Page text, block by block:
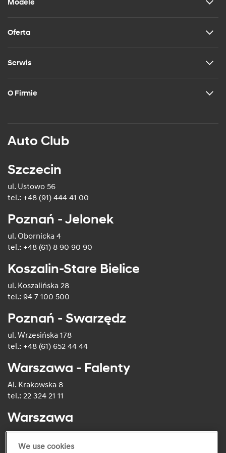
Modele
Oferta
Serwis
O Firmie
Auto Club
Szczecin
ul. Ustowo 56
tel.: +48 (91) 444 41 00
Poznań - Jelonek
ul. Obornicka 4
tel.: +48 (61) 8 90 90 90
Koszalin-Stare Bielice
ul. Koszalińska 28
tel.: 94 7 100 500
Poznań - Swarzędz
ul. Wrzesińska 178
tel.: +48 (61) 652 44 44
Warszawa - Falenty
Al. Krakowska 8
tel.: 22 324 21 11
Warszawa
ul. Puławska 516
tel.: +48 (22) 150 00 00
We use cookies